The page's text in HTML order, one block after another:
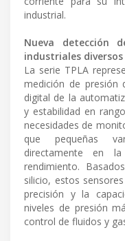
industrial.
Nueva detección
industriales diversos
La serie TPLA
medición de presión
digital de la
y estabilidad en
necesidades de
que pequeñas
directamente en
rendimiento.
silicio, estos
precisión y la
niveles de presión
control de fluidos y